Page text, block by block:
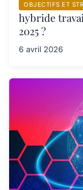
OBJECTIFS ET
hybride
2025 ?
6 avril 2026